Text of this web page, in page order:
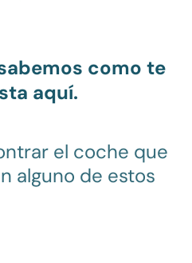
como te
aquí.
el coche que
alguno de estos